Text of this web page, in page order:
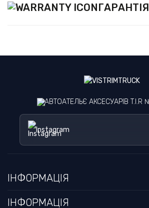
ГАРАНТІЯ
АВТОАТЕЛЬЄ АКСЕСУАРІВ T.I.R
Instagram
ІНФОРМАЦІЯ
ІНФОРМАЦІЯ